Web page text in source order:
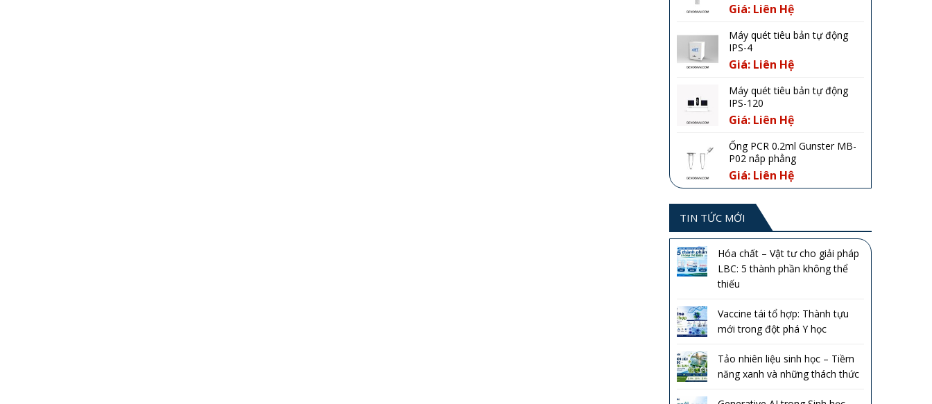
Giá: Liên Hệ
Máy quét tiêu bản tự động
IPS-4
Giá: Liên Hệ
Máy quét tiêu bản tự động
IPS-120
Giá: Liên Hệ
Ống PCR 0.2ml Gunster MB-
P02 nắp phẳng
Giá: Liên Hệ
TIN TỨC MỚI
Hóa chất – Vật tư cho giải pháp
LBC: 5 thành phần không thể
thiếu
Vaccine tái tổ hợp: Thành tựu
mới trong đột phá Y học
Tảo nhiên liệu sinh học – Tiềm
năng xanh và những thách thức